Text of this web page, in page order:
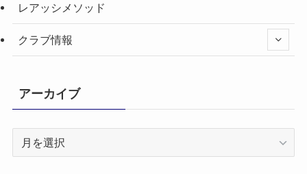
レアッシメソッド
クラブ情報
アーカイブ